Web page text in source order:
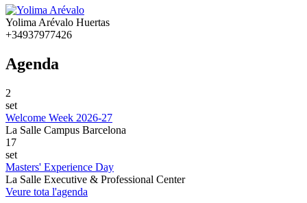
Yolima Arévalo Huertas
+34937977426
Agenda
2
set
Welcome Week 2026-27
La Salle Campus Barcelona
17
set
Masters' Experience Day
La Salle Executive & Professional Center
Veure tota l'agenda